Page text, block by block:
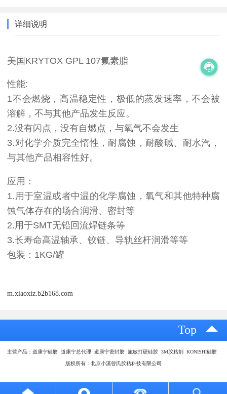
详细说明
美国KRYTOX GPL 107氟素脂
性能:
1不会燃烧，高温稳定性，极低的蒸发速率，不会被
溶解，不与其他产品发生反应。
2.没有闪点，没有自燃点，与氧气不会发生
3.对化学介质完全惰性，耐腐蚀，耐酸碱、耐水汽，
与其他产品相容性好。
应用：
1.用于室温或者中温的化学腐蚀，氧气和其他特种腐
蚀气体存在的场合润滑、密封等
2.用于SMT无铅回流焊链条等
3.长寿命高温轴承、铰链、导轨丝杆润滑等等
包装：1KG/罐
m.xiaoxiz.b2b168.com
Top
主营产品：道康宁硅胶 道康宁总代理 道康宁密封胶 施敏打硬硅胶 3M胶粘剂 KONISHI硅胶
版权所有：北京小溪曾氏胶粘科技有限公司